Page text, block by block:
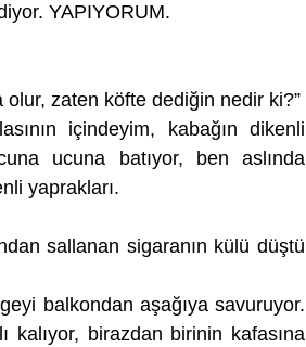
YAPIYORUM.
olur, zaten köfte dediğin nedir ki?”
içindeyim, kabağın dikenli
ucuna batıyor, ben aslında
yaprakları.
sallanan sigaranın külü düştü
balkondan aşağıya savuruyor.
kalıyor, birazdan birinin kafasına